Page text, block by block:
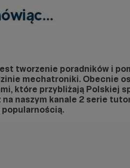
tworzenie poradników i
mechatroniki. Obecnie
które przybliżają Polskiej
na naszym kanale 2 serie
popularnością.